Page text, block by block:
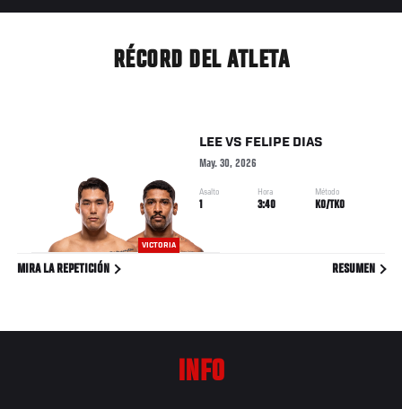
RÉCORD DEL ATLETA
VICTORIA
LEE VS FELIPE DIAS
May. 30, 2026
Asalto
1
Hora
3:40
Método
KO/TKO
MIRA LA REPETICIÓN RESUMEN
INFO